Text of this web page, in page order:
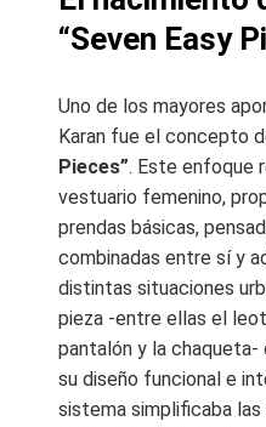
“Seven Easy
Uno de los mayores
Karan fue el concepto
Pieces”. Este enfoque
vestuario femenino,
prendas básicas,
combinadas entre sí y
distintas situaciones
pieza -entre ellas el
pantalón y la
su diseño funcional e
sistema simplificaba las